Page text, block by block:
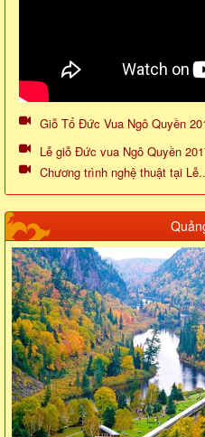
Giỗ Tổ Đức Vua Ngô Quyền
Lễ giỗ Đức vua Ngô Quyền
Chương trình nghệ thuật tại